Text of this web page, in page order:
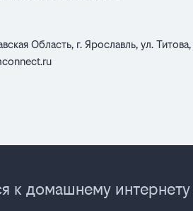
Область, г. Ярославль, ул. Титова,
к домашнему